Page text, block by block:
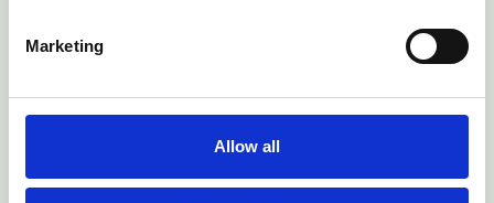
Marketing
Allow all
Wasserstoff zertifiziert und überprüft wurde.
Die Kommission wird die gewonnenen Erkenntnisse aus dieser
Auktion für Wasserstoffauszuarbeiten. DerStartistvor Ende
Mit geschätzten Einnahmen in Höhe von40 Mrd. EUR aus dem